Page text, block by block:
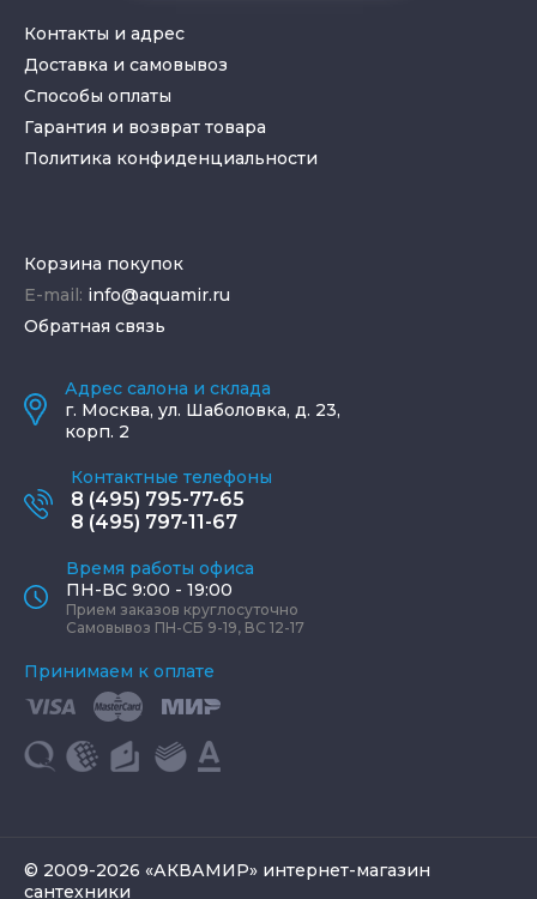
Контакты и адрес
Доставка и самовывоз
Способы оплаты
Гарантия и возврат товара
Политика конфиденциальности
Корзина покупок
E-mail: info@aquamir.ru
Обратная связь
Адрес салона и склада
г. Москва, ул. Шаболовка, д. 23,
корп. 2
Контактные телефоны
8 (495) 795-77-65
8 (495) 797-11-67
Время работы офиса
ПН-ВС 9:00 - 19:00
Прием заказов круглосуточно
Самовывоз ПН-СБ 9-19, ВС 12-17
Принимаем к оплате
© 2009-2026 «АКВАМИР» интернет-магазин
сантехники